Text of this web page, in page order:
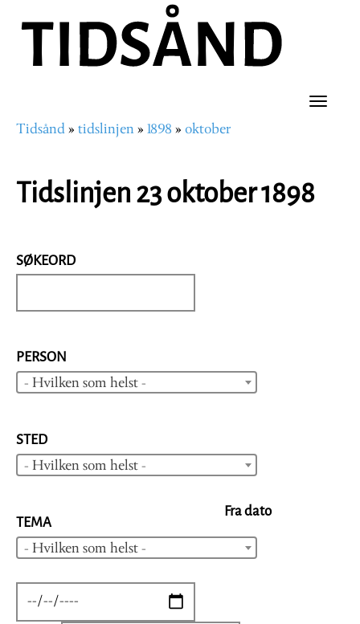
hovedinnhold
Toggle
Navigasjonssti
Tidsånd tidslinjen 1898 oktober
Tidslinjen 23 oktober 1898
SØKEORD
PERSON
- Hvilken som helst -
STED
- Hvilken som helst -
TEMA
- Hvilken som helst -
Fra dato
DATE